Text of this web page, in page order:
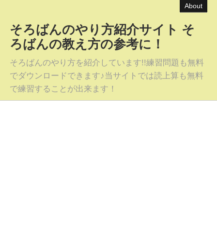
About
そろばんのやり方紹介サイト そ
ろばんの教え方の参考に！
そろばんのやり方を紹介しています!!練習問題も無料
でダウンロードできます♪当サイトでは読上算も無料
で練習することが出来ます！